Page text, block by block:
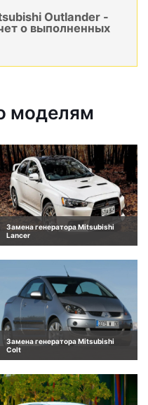
Outlander -
о выполненных
моделям
Замена генератора Mitsubishi
Lancer
Замена генератора Mitsubishi
Colt